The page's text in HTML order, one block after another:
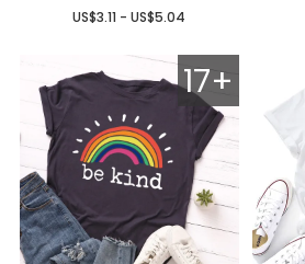
US$3.11 - US$5.04
17+